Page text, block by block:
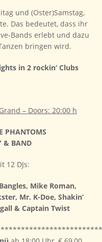
und (Oster)Samstag,
Das bedeutet, dass ihr
Bands erlebt und dazu
bringen wird.
in 2 rockin‘ Clubs
– Doors: 20:00 h
PHANTOMS
& BAND
12 DJs:
Mike Roman,
Mr. K-Doe, Shakin’
& Captain Twist